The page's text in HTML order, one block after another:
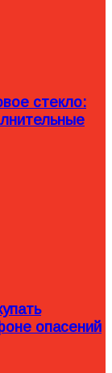
стекло:
опасений